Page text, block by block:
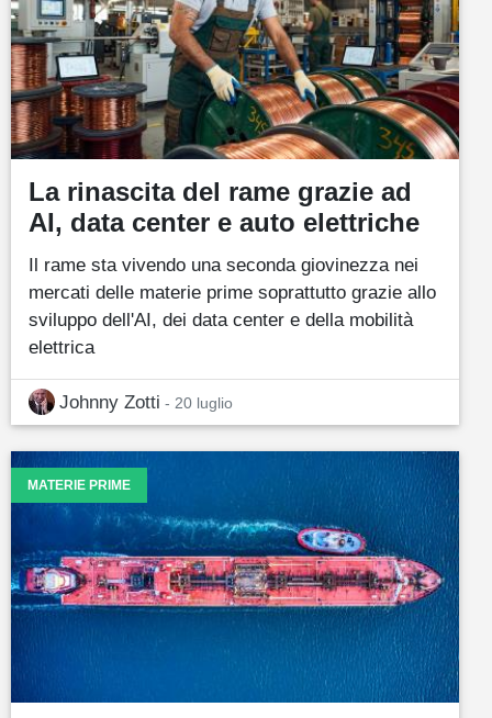
La rinascita del rame grazie ad
AI, data center e auto elettriche
Il rame sta vivendo una seconda giovinezza nei
mercati delle materie prime soprattutto grazie allo
sviluppo dell'AI, dei data center e della mobilità
elettrica
Johnny Zotti - 20 luglio
MATERIE PRIME